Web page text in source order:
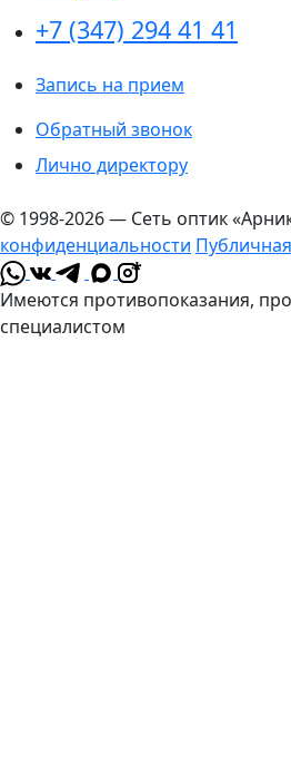
+7 (347) 294 41 41
Запись на прием
Обратный звонок
Лично директору
© 1998-2026 — Сеть оптик
конфиденциальности
*
Имеются противопоказания,
специалистом